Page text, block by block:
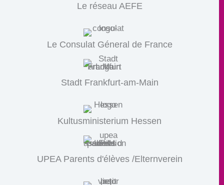
Le réseau AEFE
Le Consulat Géneral de France
Stadt Frankfurt-am-Main
Kultusministerium Hessen
UPEA Parents d'élèves /Elternverein